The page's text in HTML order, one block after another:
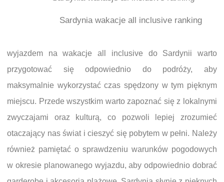
Sardynia wakacje all inclusive ranking
wyjazdem na wakacje all inclusive do Sardynii warto
przygotować się odpowiednio do podróży, aby
maksymalnie wykorzystać czas spędzony w tym pięknym
miejscu. Przede wszystkim warto zapoznać się z lokalnymi
zwyczajami oraz kulturą, co pozwoli lepiej zrozumieć
otaczający nas świat i cieszyć się pobytem w pełni. Należy
również pamiętać o sprawdzeniu warunków pogodowych
w okresie planowanego wyjazdu, aby odpowiednio dobrać